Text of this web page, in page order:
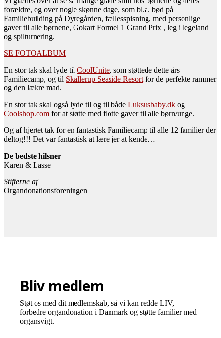
forældre, og over nogle skønne dage, som bl.a. bød på
Familiebuilding på Dyregården, fællesspisning, med personlige
gaver til alle børnene, Gokart Formel 1 Grand Prix , leg i legeland
og spilturnering.
SE FOTOALBUM
En stor tak skal lyde til CoolUnite, som støttede dette års
Familiecamp, og til Skallerup Seaside Resort for de perfekte rammer
og den lækre mad.
En stor tak skal også lyde til og til både Luksusbaby.dk og
Coolshop.com for at støtte med flotte gaver til alle børn/unge.
Og af hjertet tak for en fantastisk Familiecamp til alle 12 familier der
deltog!!! Det var fantastisk at lære jer at kende…
De bedste hilsner
Karen & Lasse
Stifterne af
Organdonationsforeningen
Bliv medlem
Støt os med dit medlemskab, så vi kan redde LIV,
forbedre organdonation i Danmark og støtte familier med
organsvigt.